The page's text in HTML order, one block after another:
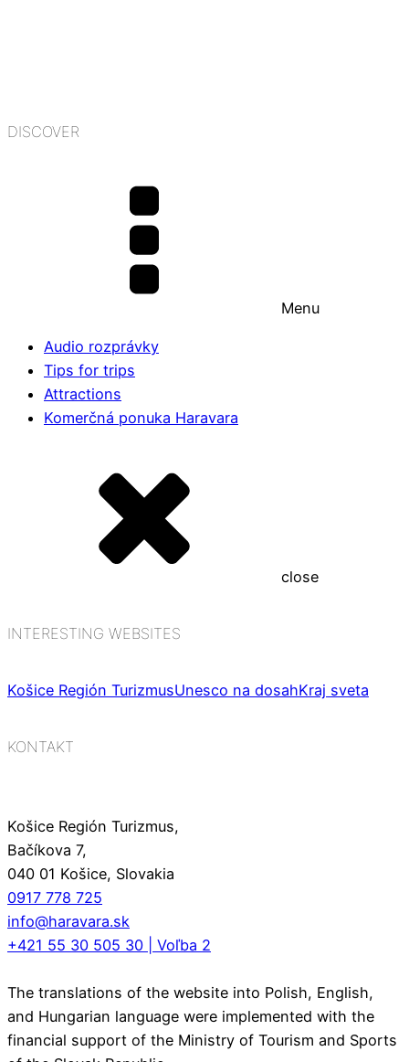
DISCOVER
Menu
Audio rozprávky
Tips for trips
Attractions
Komerčná ponuka Haravara
close
INTERESTING WEBSITES
Košice Región TurizmusUnesco na dosahKraj sveta
KONTAKT
Košice Región Turizmus,
Bačíkova 7,
040 01 Košice, Slovakia
0917 778 725
info@haravara.sk
+421 55 30 505 30 | Voľba 2
The translations of the website into Polish, English,
and Hungarian language were implemented with the
financial support of the Ministry of Tourism and Sports